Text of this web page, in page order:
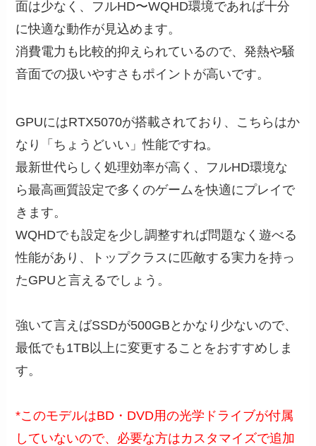
面は少なく、フルHD〜WQHD環境であれば十分
に快適な動作が見込めます。
消費電力も比較的抑えられているので、発熱や騒
音面での扱いやすさもポイントが高いです。
GPUにはRTX5070が搭載されており、こちらはか
なり「ちょうどいい」性能ですね。
最新世代らしく処理効率が高く、フルHD環境な
ら最高画質設定で多くのゲームを快適にプレイで
きます。
WQHDでも設定を少し調整すれば問題なく遊べる
性能があり、トップクラスに匹敵する実力を持っ
たGPUと言えるでしょう。
強いて言えばSSDが500GBとかなり少ないので、
最低でも1TB以上に変更することをおすすめしま
す。
*このモデルはBD・DVD用の光学ドライブが付属
していないので、必要な方はカスタマイズで追加